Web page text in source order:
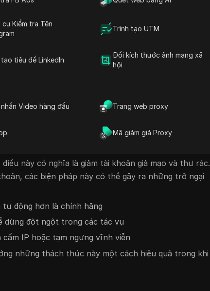
cụ Kiểm tra Tên
Trình tạo UTM
tạo tiêu đề LinkedIn
Đổi kích thước ảnh mạng xã
hội
Video hàng đầu Trang web proxy
Mã giảm giá Proxy
trong vòng vài giây
đã biết
chuột hoặc tạm dừng
rủi ro. Điều này có thể dẫn đến CAPTCHA, thời
hoàn toàn.
liệu của họ, bảo vệ người dùng và hạn chế các
này có nghĩa là giảm tài khoản giả mạo và thư rác.
các biện pháp này có thể gây ra những trở ngại
động hơn là chính hãng
dừng đột ngột trong các tác vụ
IP hoặc tạm ngưng vĩnh viễn
những thách thức này một cách hiệu quả trong khi